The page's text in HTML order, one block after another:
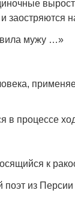
заостряются
мужу …»
в процессе
к
поэт из